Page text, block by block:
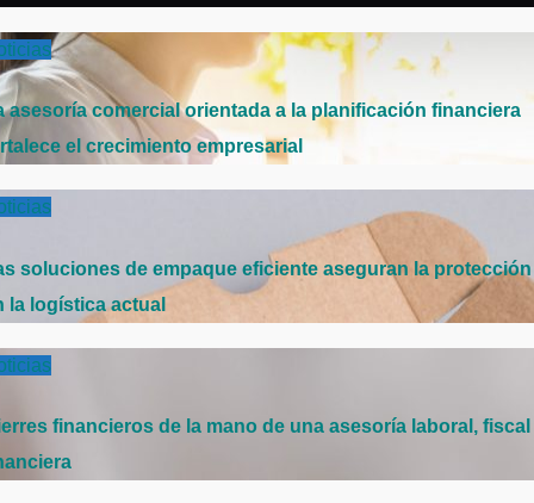
asesoría comercial orientada a la planificación financiera
el crecimiento empresarial
soluciones de empaque eficiente aseguran la protección
la logística actual
financieros de la mano de una asesoría laboral, fiscal